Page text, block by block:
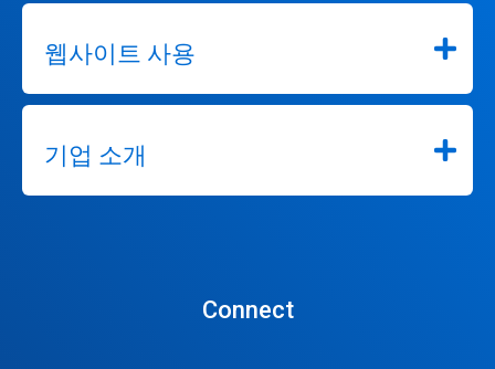
웹사이트 사용
기업 소개
Connect